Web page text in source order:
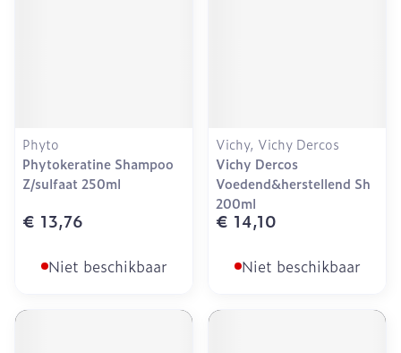
Phyto
Phytokeratine Shampoo
Z/sulfaat 250ml
€ 13,76
Niet beschikbaar
Vichy, Vichy Dercos
Vichy Dercos
Voedend&herstellend Sh
200ml
€ 14,10
Niet beschikbaar